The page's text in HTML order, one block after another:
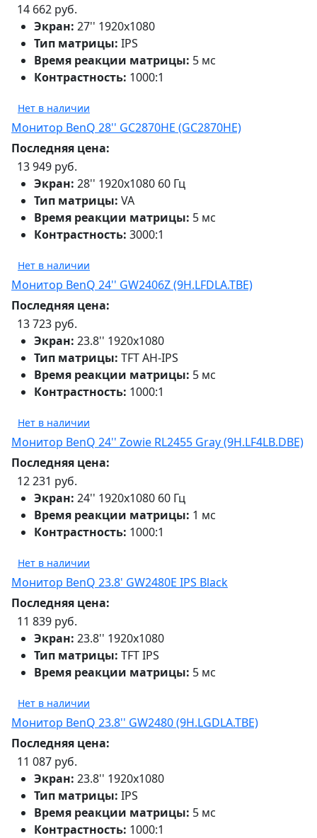
14 662 руб.
Экран: 27'' 1920х1080
Тип матрицы: IPS
Время реакции матрицы: 5 мс
Контрастность: 1000:1
Нет в наличии
Монитор BenQ 28'' GC2870HE (GC2870HE)
Последняя цена:
13 949 руб.
Экран: 28'' 1920х1080 60 Гц
Тип матрицы: VA
Время реакции матрицы: 5 мс
Контрастность: 3000:1
Нет в наличии
Монитор BenQ 24'' GW2406Z (9H.LFDLA.TBE)
Последняя цена:
13 723 руб.
Экран: 23.8'' 1920х1080
Тип матрицы: TFT AH-IPS
Время реакции матрицы: 5 мс
Контрастность: 1000:1
Нет в наличии
Монитор BenQ 24'' Zowie RL2455 Gray (9H.LF4LB.DBE)
Последняя цена:
12 231 руб.
Экран: 24'' 1920х1080 60 Гц
Время реакции матрицы: 1 мс
Контрастность: 1000:1
Нет в наличии
Монитор BenQ 23.8' GW2480E IPS Black
Последняя цена:
11 839 руб.
Экран: 23.8'' 1920х1080
Тип матрицы: TFT IPS
Время реакции матрицы: 5 мс
Нет в наличии
Монитор BenQ 23.8'' GW2480 (9H.LGDLA.TBE)
Последняя цена:
11 087 руб.
Экран: 23.8'' 1920х1080
Тип матрицы: IPS
Время реакции матрицы: 5 мс
Контрастность: 1000:1